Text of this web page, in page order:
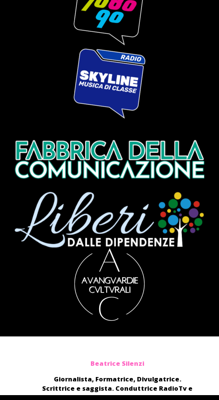
Beatrice Silenzi
Giornalista, Formatrice, Divulgatrice.
Scrittrice e saggista. Conduttrice RadioTv e
blogger.